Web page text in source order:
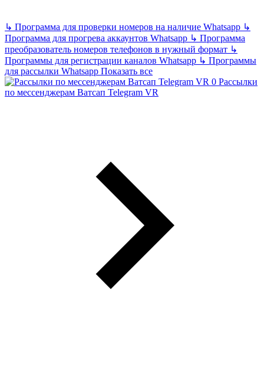
↳ Программа для проверки номеров на наличие Whatsapp ↳
Программа для прогрева аккаунтов Whatsapp ↳ Программа
преобразователь номеров телефонов в нужный формат ↳
Программы для регистрации каналов Whatsapp ↳ Программы
для рассылки Whatsapp Показать все
Рассылки
по мессенджерам Ватсап Telegram VR